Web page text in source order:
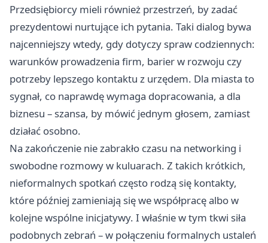
Przedsiębiorcy mieli również przestrzeń, by zadać
prezydentowi nurtujące ich pytania. Taki dialog bywa
najcenniejszy wtedy, gdy dotyczy spraw codziennych:
warunków prowadzenia firm, barier w rozwoju czy
potrzeby lepszego kontaktu z urzędem. Dla miasta to
sygnał, co naprawdę wymaga dopracowania, a dla
biznesu – szansa, by mówić jednym głosem, zamiast
działać osobno.
Na zakończenie nie zabrakło czasu na networking i
swobodne rozmowy w kuluarach. Z takich krótkich,
nieformalnych spotkań często rodzą się kontakty,
które później zamieniają się we współpracę albo w
kolejne wspólne inicjatywy. I właśnie w tym tkwi siła
podobnych zebrań – w połączeniu formalnych ustaleń